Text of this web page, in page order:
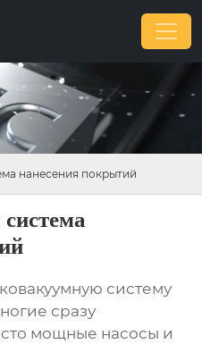
нанесения покрытий
систему
сразу
мощные насосы и